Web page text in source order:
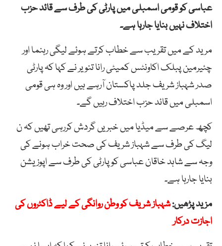
عباسی کو قومی اسمبلی میں پارٹی کی طرف سے قائد حزب
اختلاف نہیں بنایا جارہا ہے۔
مرید کے میں تقریب سے خطاب کرتے ہوئے لیگی رہنما اور
چئیرمین پبلک اکاونٹس کمیٹی رانا تنویر نے کہا کہ پارٹی
صدر شہباز شریف جلد پاکستان آرہے ہیں اور وہ ہی قومی
اسمبلی میں قائد حزب اختلاف رہیں گے۔
کچھ عرصے سے میڈیا میں خبریں گردش کررہی تھیں کہ ن
لیگ کی طرف سے شہباز شریف کی صحت خراب ہونے کی
وجہ سے شاہد خاقان عباسی کو پارٹی کی طرف سے اپوزیشن
بنایا جارہا ہے۔
مزید پڑھیں:شہباز شریف کو وطن روانگی کے لیے ڈاکٹروں کی
اجازت درکار